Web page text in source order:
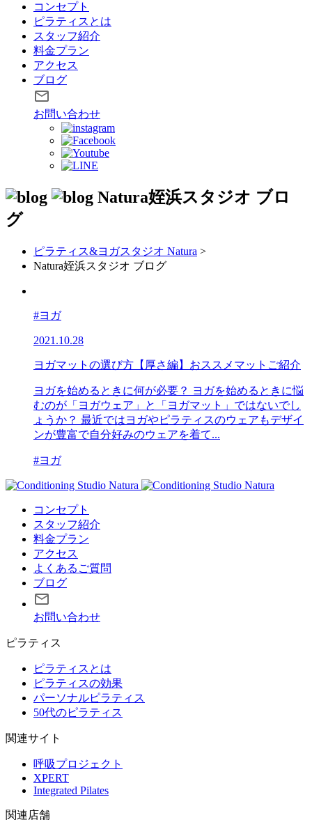
コンセプト
ピラティスとは
スタッフ紹介
料金プラン
アクセス
ブログ
お問い合わせ
Natura姪浜スタジオ ブロ
グ
ピラティス&ヨガスタジオ Natura >
Natura姪浜スタジオ ブログ
#ヨガ
2021.10.28
ヨガマットの選び方【厚さ編】おススメマットご紹介
ヨガを始めるときに何が必要？ ヨガを始めるときに悩
むのが「ヨガウェア」と「ヨガマット」ではないでし
ょうか？ 最近ではヨガやピラティスのウェアもデザイ
ンが豊富で自分好みのウェアを着て...
#ヨガ
コンセプト
スタッフ紹介
料金プラン
アクセス
よくあるご質問
ブログ
お問い合わせ
ピラティス
ピラティスとは
ピラティスの効果
パーソナルピラティス
50代のピラティス
関連サイト
呼吸プロジェクト
XPERT
Integrated Pilates
関連店舗